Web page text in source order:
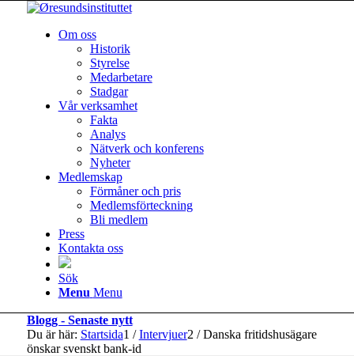
Om oss
Historik
Styrelse
Medarbetare
Stadgar
Vår verksamhet
Fakta
Analys
Nätverk och konferens
Nyheter
Medlemskap
Förmåner och pris
Medlemsförteckning
Bli medlem
Press
Kontakta oss
Sök
Menu Menu
Blogg - Senaste nytt
Du är här: Startsida1 / Intervjuer2 / Danska fritidshusägare
önskar svenskt bank-id